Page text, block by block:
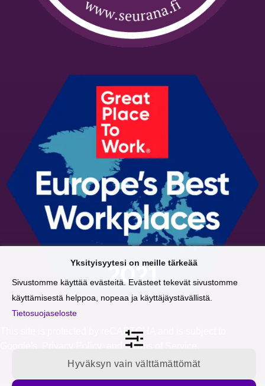
This site is protected by reCAPTCHA and is subject to
andTerms of Service
Yksityisyytesi on meille tärkeää
Sivustomme käyttää evästeitä. Evästeet tekevät sivustomme
käyttämisestä helppoa, nopeaa ja käyttäjäystävällistä.
Tietosuojaseloste
Hyväksyn vain välttämättömät